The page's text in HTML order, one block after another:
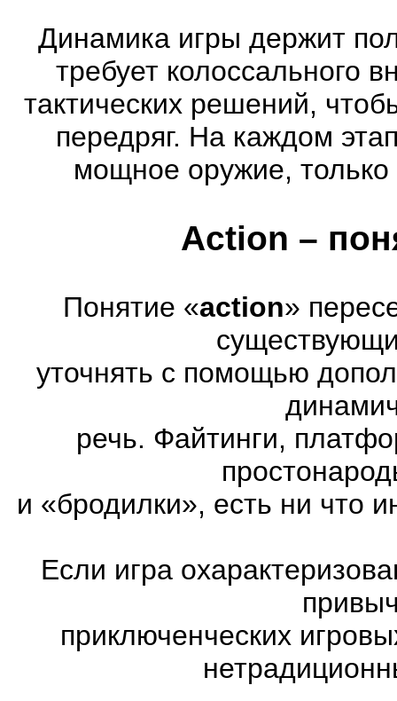
Динамика игры держит
требует колоссального
тактических решений,
передряг. На каждом
мощное оружие, только
Action –
Понятие «action»
уточнять с помощью
речь. Файтинги,
и «бродилки», есть ни что
Если игра
приключенческих